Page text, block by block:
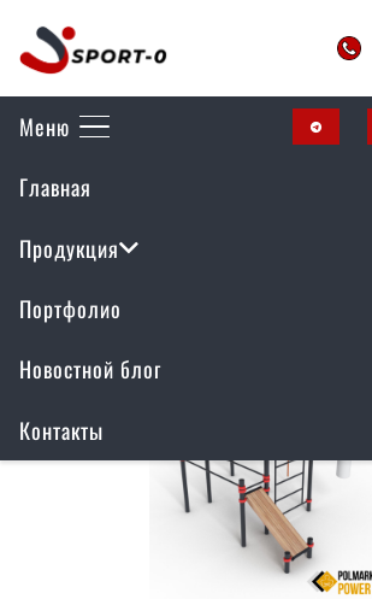
Меню
Главная
Продукция
Портфолио
Новостной блог
Контакты
telegram
Спортивные площадки